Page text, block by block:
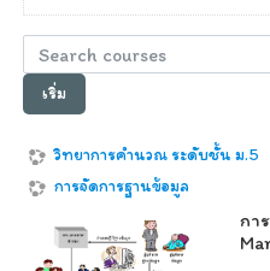
Search courses
เริ่ม
วิทยาการคำนวณ ระดับชั้น ม.5
การจัดการฐานข้อมูล
กา